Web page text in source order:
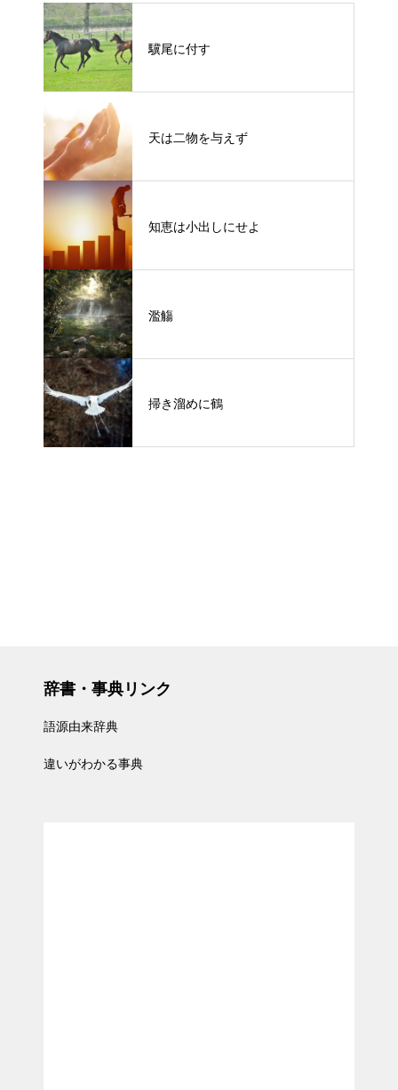
驥尾に付す
天は二物を与えず
知恵は小出しにせよ
濫觴
掃き溜めに鶴
辞書・事典リンク
語源由来辞典
違いがわかる事典